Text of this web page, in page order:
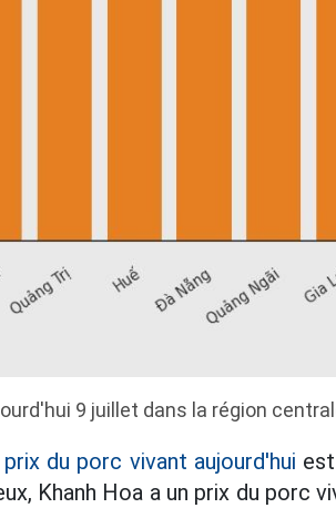
9 juillet dans la région
prix du porc vivant aujourd'hui
Khanh Hoa a un prix du porc